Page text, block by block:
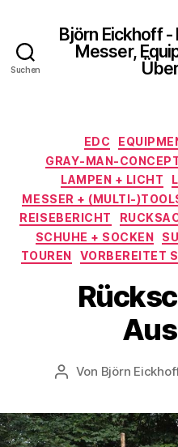
Suchen
Björn Eickhoff -
Messer,
EDC
GRAY-MAN-
LAMPEN + LICHT
MESSER + (MULTI-
REISEBERICHT
SCHUHE + SOCKEN
TOUREN
VORBEREITET
Beitragsautor
Von Björn